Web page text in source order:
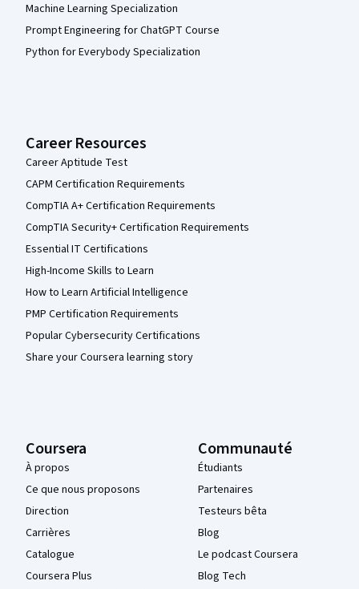
Machine Learning Specialization
Prompt Engineering for ChatGPT Course
Python for Everybody Specialization
Career Resources
Career Aptitude Test
CAPM Certification Requirements
CompTIA A+ Certification Requirements
CompTIA Security+ Certification Requirements
Essential IT Certifications
High-Income Skills to Learn
How to Learn Artificial Intelligence
PMP Certification Requirements
Popular Cybersecurity Certifications
Share your Coursera learning story
Coursera
À propos
Ce que nous proposons
Direction
Carrières
Catalogue
Coursera Plus
Communauté
Étudiants
Partenaires
Testeurs bêta
Blog
Le podcast Coursera
Blog Tech